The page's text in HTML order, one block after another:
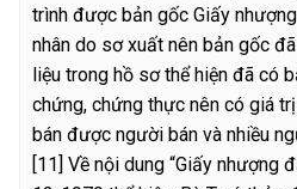
trình được bản gốc Giấy
nhân do sơ xuất nên bản gốc
liệu trong hồ sơ thể hiện đã có
chứng, chứng thực nên có giá
bán được người bán và nhiều
[11] Về nội dung “Giấy nhượng